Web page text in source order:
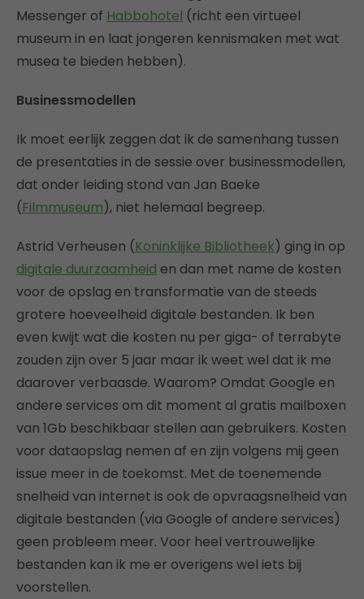
Messenger of Habbohotel (richt een virtueel
museum in en laat jongeren kennismaken met wat
musea te bieden hebben).
Businessmodellen
Ik moet eerlijk zeggen dat ik de samenhang tussen
de presentaties in de sessie over businessmodellen,
dat onder leiding stond van Jan Baeke
(Filmmuseum), niet helemaal begreep.
Astrid Verheusen (Koninklijke Bibliotheek) ging in op
digitale duurzaamheid en dan met name de kosten
voor de opslag en transformatie van de steeds
grotere hoeveelheid digitale bestanden. Ik ben
even kwijt wat die kosten nu per giga- of terrabyte
zouden zijn over 5 jaar maar ik weet wel dat ik me
daarover verbaasde. Waarom? Omdat Google en
andere services om dit moment al gratis mailboxen
van 1Gb beschikbaar stellen aan gebruikers. Kosten
voor dataopslag nemen af en zijn volgens mij geen
issue meer in de toekomst. Met de toenemende
snelheid van internet is ook de opvraagsnelheid van
digitale bestanden (via Google of andere services)
geen probleem meer. Voor heel vertrouwelijke
bestanden kan ik me er overigens wel iets bij
voorstellen.